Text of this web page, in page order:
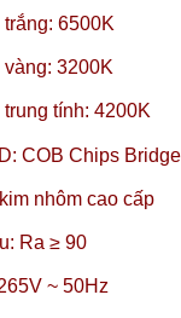
6500K
3200K
tính: 4200K
COB Chips
nhôm cao cấp
Ra ≥ 90
~ 50Hz